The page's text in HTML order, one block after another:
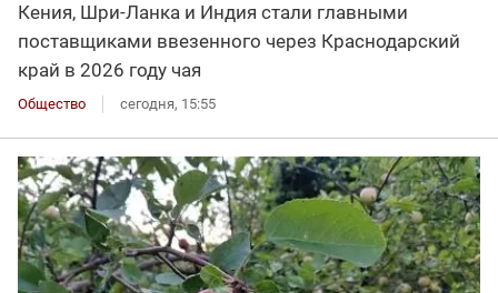
Кения, Шри-Ланка и Индия стали главными
поставщиками ввезенного через Краснодарский
край в 2026 году чая
Общество сегодня, 15:55